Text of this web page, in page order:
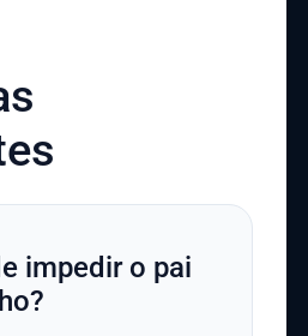
impedir o pai